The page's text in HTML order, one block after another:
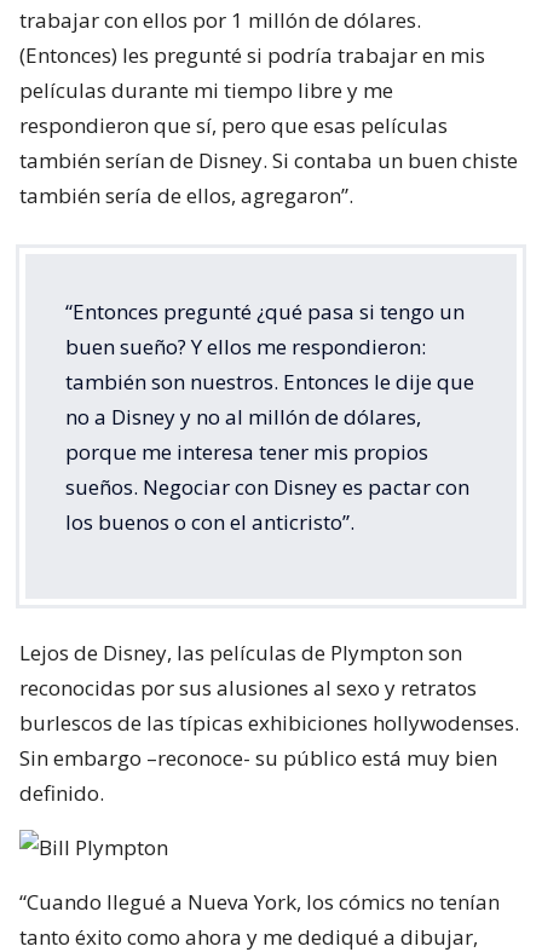
trabajar con ellos por 1 millón de dólares.
(Entonces) les pregunté si podría trabajar en mis
películas durante mi tiempo libre y me
respondieron que sí, pero que esas películas
también serían de Disney. Si contaba un buen chiste
también sería de ellos, agregaron”.
“Entonces pregunté ¿qué pasa si tengo un
buen sueño? Y ellos me respondieron:
también son nuestros. Entonces le dije que
no a Disney y no al millón de dólares,
porque me interesa tener mis propios
sueños. Negociar con Disney es pactar con
los buenos o con el anticristo”.
Lejos de Disney, las películas de Plympton son
reconocidas por sus alusiones al sexo y retratos
burlescos de las típicas exhibiciones hollywodenses.
Sin embargo –reconoce- su público está muy bien
definido.
“Cuando llegué a Nueva York, los cómics no tenían
tanto éxito como ahora y me dediqué a dibujar,